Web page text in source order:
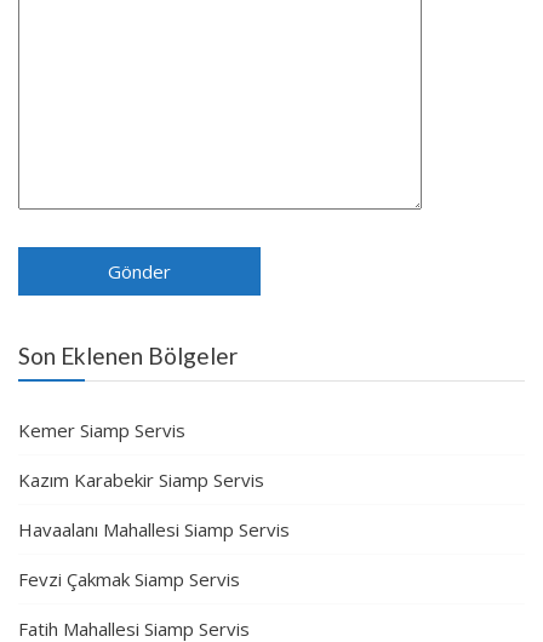
Son Eklenen Bölgeler
Kemer Siamp Servis
Kazım Karabekir Siamp Servis
Havaalanı Mahallesi Siamp Servis
Fevzi Çakmak Siamp Servis
Fatih Mahallesi Siamp Servis